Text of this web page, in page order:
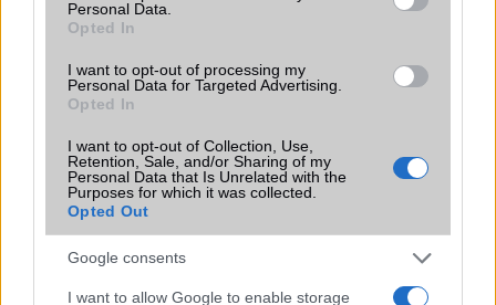
Personal Data.
Opted In
I want to opt-out of processing my
Personal Data for Targeted Advertising.
Opted In
I want to opt-out of Collection, Use,
Retention, Sale, and/or Sharing of my
Personal Data that Is Unrelated with the
Purposes for which it was collected.
Opted Out
Google consents
I want to allow Google to enable storage
KAPCSOLÓDÓ HÍREK
17 teljesítménye
Hogyan bukta el az Intel az iPhone-chipeket? A TSMC
alapítója elárulta a kulisszatitkokat
Jön a Snapdragon W5 Gen 2? Nagy frissítést kapnak a